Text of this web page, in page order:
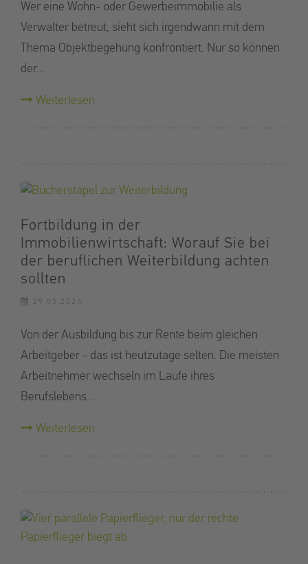
Wer eine Wohn- oder Gewerbeimmobilie als
Verwalter betreut, sieht sich irgendwann mit dem
Thema Objektbegehung konfrontiert. Nur so können
der…
Weiterlesen
Fortbildung in der
Immobilienwirtschaft: Worauf Sie bei
der beruflichen Weiterbildung achten
sollten
29.05.2024
Von der Ausbildung bis zur Rente beim gleichen
Arbeitgeber - das ist heutzutage selten. Die meisten
Arbeitnehmer wechseln im Laufe ihres
Berufslebens…
Weiterlesen